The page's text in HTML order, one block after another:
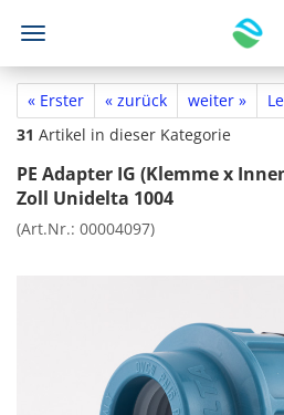
« Erster « zurück weiter »
31 Artikel in dieser Kategorie
PE Adapter IG (Klemme x
Zoll Unidelta 1004
(Art.Nr.: 00004097)